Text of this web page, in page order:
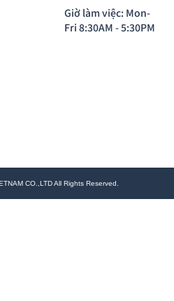
Giờ làm việc: Mon-
Fri 8:30AM - 5:30PM
CO.,LTD All Rights Reserved.